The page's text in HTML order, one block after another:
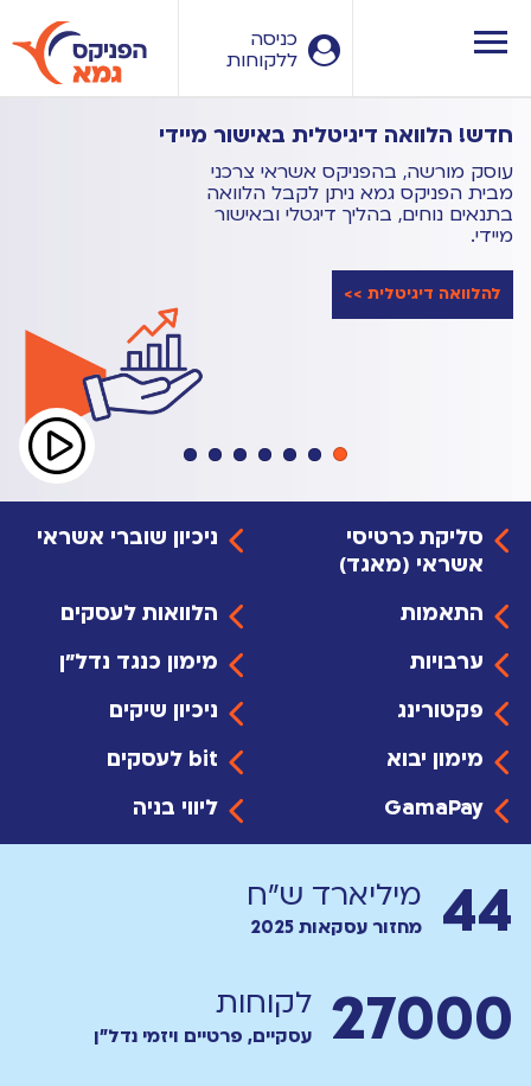
לאזור
כניסה
ללקוחות
חדש! הלוואה דיגיטלית באישור מיידי
עוסק מורשה, בהפניקס אשראי צרכני
מבית הפניקס גמא ניתן לקבל הלוואה
בתנאים נוחים, בהליך דיגטלי ובאישור
מיידי.
להלוואה דיגיטלית >>
סליקת כרטיסי
אשראי (מאגד)
ניכיון שוברי אשראי
התאמות
הלוואות לעסקים
ערבויות
מימון כנגד נדל"ן
פקטורינג
ניכיון שיקים
מימון יבוא
bit לעסקים
GamaPay
ליווי בניה
44 מיליארד ש"ח
מחזור עסקאות 2025
27000 לקוחות
עסקיים, פרטיים ויזמי נדל"ן